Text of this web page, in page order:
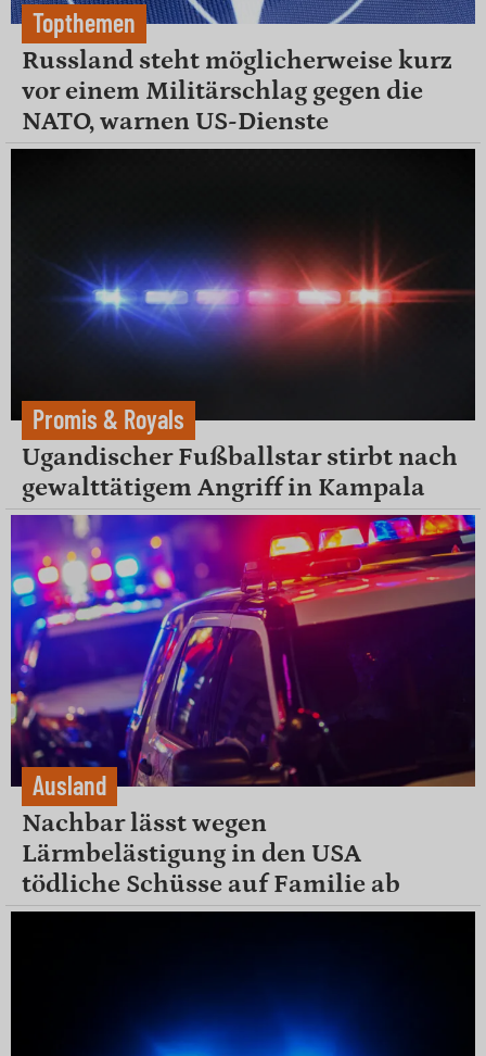
Topthemen
Russland steht möglicherweise kurz
vor einem Militärschlag gegen die
NATO, warnen US-Dienste
Promis & Royals
Ugandischer Fußballstar stirbt nach
gewalttätigem Angriff in Kampala
Ausland
Nachbar lässt wegen
Lärmbelästigung in den USA
tödliche Schüsse auf Familie ab